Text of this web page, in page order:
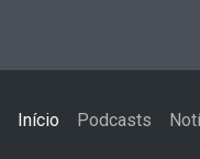
Início Podcasts